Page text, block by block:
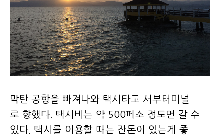
막탄 공항을 빠져나와 택시타고 서부터미널
로 향했다. 택시비는 약 500페소 정도면 갈 수
있다. 택시를 이용할 때는 잔돈이 있는게 좋